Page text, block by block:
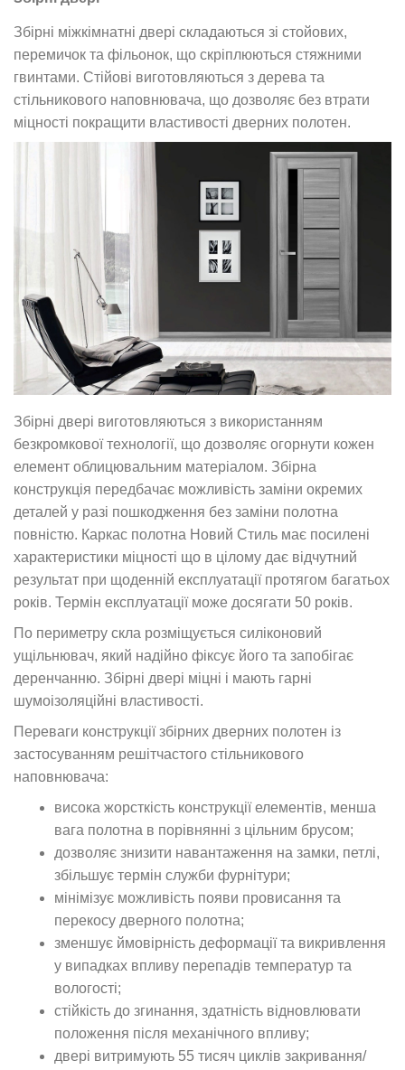
Збірні міжкімнатні двері складаються зі стойових,
перемичок та фільонок, що скріплюються стяжними
гвинтами. Стійові виготовляються з дерева та
стільникового наповнювача, що дозволяє без втрати
міцності покращити властивості дверних полотен.
Збірні двері виготовляються з використанням
безкромкової технології, що дозволяє огорнути кожен
елемент облицювальним матеріалом. Збірна
конструкція передбачає можливість заміни окремих
деталей у разі пошкодження без заміни полотна
повністю. Каркас полотна Новий Стиль має посилені
характеристики міцності що в цілому дає відчутний
результат при щоденній експлуатації протягом багатьох
років. Термін експлуатації може досягати 50 років.
По периметру скла розміщується силіконовий
ущільнювач, який надійно фіксує його та запобігає
деренчанню. Збірні двері міцні і мають гарні
шумоізоляційні властивості.
Переваги конструкції збірних дверних полотен із
застосуванням решітчастого стільникового
наповнювача:
висока жорсткість конструкції елементів, менша
вага полотна в порівнянні з цільним брусом;
дозволяє знизити навантаження на замки, петлі,
збільшує термін служби фурнітури;
мінімізує можливість появи провисання та
перекосу дверного полотна;
зменшує ймовірність деформації та викривлення
у випадках впливу перепадів температур та
вологості;
стійкість до згинання, здатність відновлювати
положення після механічного впливу;
двері витримують 55 тисяч циклів закривання/